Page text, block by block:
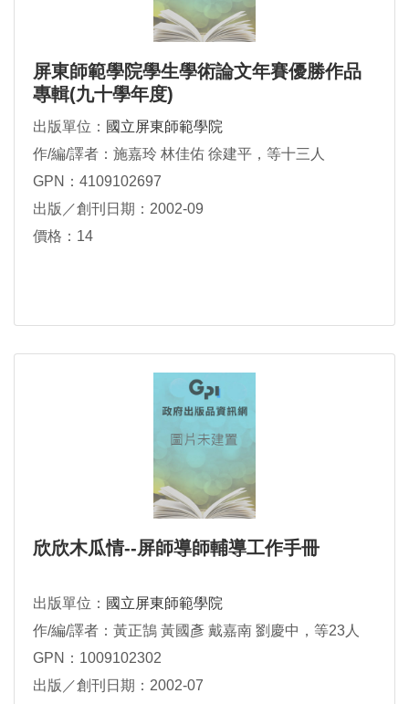
屏東師範學院學生學術論文年賽優勝作品
專輯(九十學年度)
出版單位： 國立屏東師範學院
作/編/譯者：施嘉玲 林佳佑 徐建平，等十三人
GPN：4109102697
出版／創刊日期：2002-09
價格：14
欣欣木瓜情--屏師導師輔導工作手冊
出版單位： 國立屏東師範學院
作/編/譯者：黃正鵠 黃國彥 戴嘉南 劉慶中，等23人
GPN：1009102302
出版／創刊日期：2002-07